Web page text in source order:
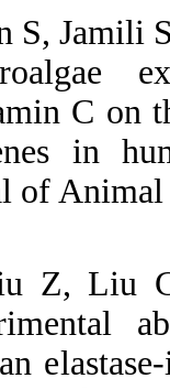
14.
effect of
compared
and
Quarterly
15.